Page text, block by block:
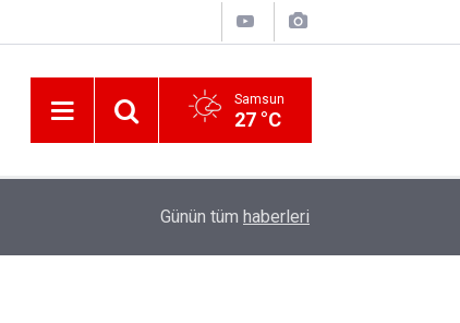
Samsun
27 °C
Down Judo Milli Takımı dünya şampiyonu oldu
Günün tüm haberleri